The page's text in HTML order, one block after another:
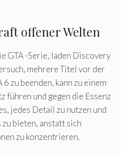
offener Welten
GTA -Serie, laden Discovery
mehrere Titel vor der
zu beenden, kann zu einem
führen und gegen die Essenz
jedes Detail zu nutzen und
bieten, anstatt sich
zu konzentrieren.